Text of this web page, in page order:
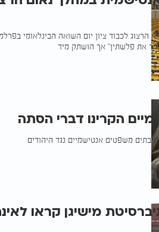
הרצוג לכבוד ציון יום השואה הבינלאומי
את פלשתין" אך הושתק מיד
הקרינו דברי הסתה
בתים משפטים אנטישמיים נגד היהודים
מישיגן קראו